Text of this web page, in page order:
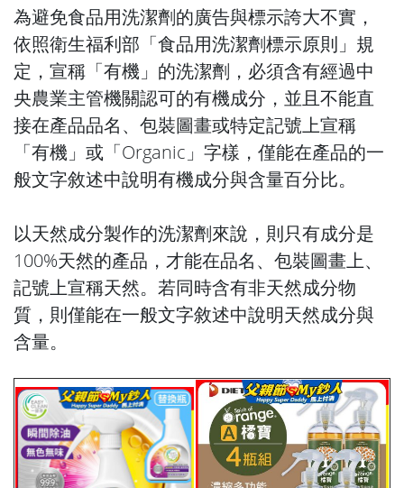
為避免食品用洗潔劑的廣告與標示誇大不實，
依照衛生福利部「食品用洗潔劑標示原則」規
定，宣稱「有機」的洗潔劑，必須含有經過中
央農業主管機關認可的有機成分，並且不能直
接在產品品名、包裝圖畫或特定記號上宣稱
「有機」或「Organic」字樣，僅能在產品的一
般文字敘述中說明有機成分與含量百分比。
以天然成分製作的洗潔劑來說，則只有成分是
100%天然的產品，才能在品名、包裝圖畫上、
記號上宣稱天然。若同時含有非天然成分物
質，則僅能在一般文字敘述中說明天然成分與
含量。